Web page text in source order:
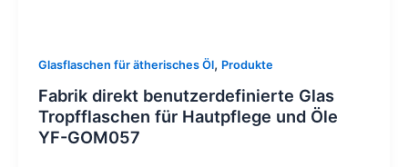
Glasflaschen für ätherisches Öl, Produkte
Fabrik direkt benutzerdefinierte Glas
Tropfflaschen für Hautpflege und Öle
YF-GOM057